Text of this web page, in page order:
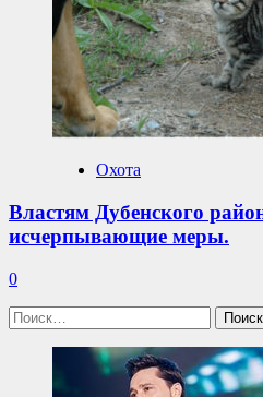
Охота
Властям Дубенского
исчерпывающие меры.
0
Найти: